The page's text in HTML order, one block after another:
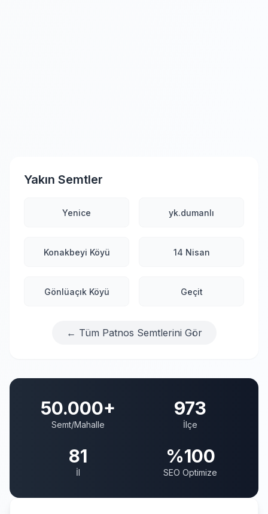
Yakın Semtler
Yenice yk.dumanlı
Konakbeyi Köyü 14 Nisan
Gönlüaçık Köyü Geçit
← Tüm Patnos Semtlerini Gör
50.000+
Semt/Mahalle
973
İlçe
81
İl
%100
SEO Optimize